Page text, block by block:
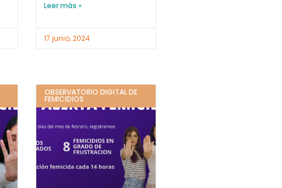
Leer más »
17 junio, 2024
OBSERVATORIO DIGITAL DE
FEMICIDIOS